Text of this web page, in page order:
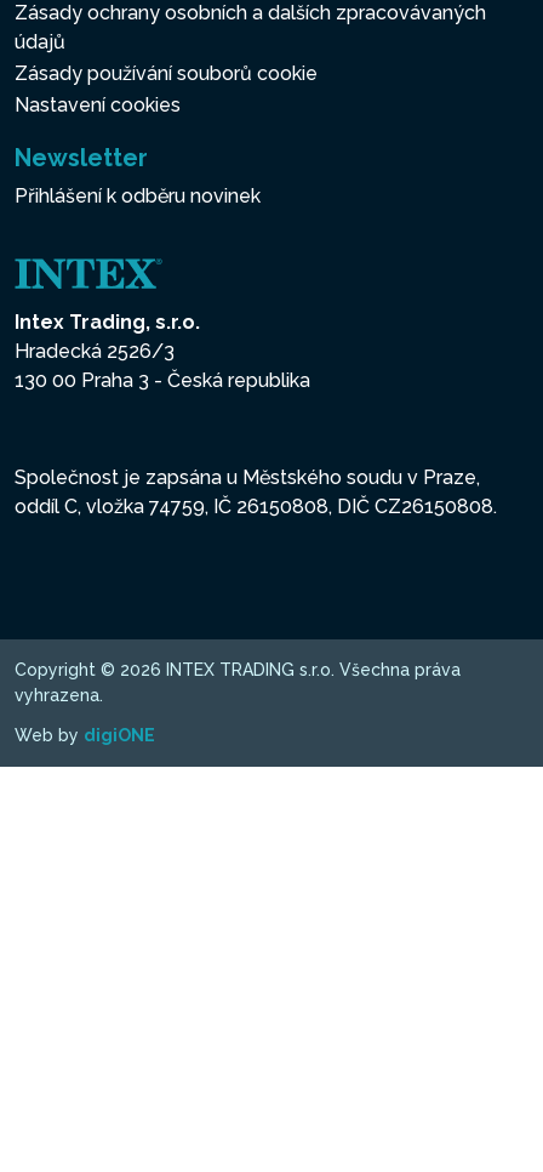
Zásady ochrany osobních a dalších zpracovávaných
údajů
Zásady používání souborů cookie
Nastavení cookies
Newsletter
Přihlášení k odběru novinek
Intex Trading, s.r.o.
Hradecká 2526/3
130 00 Praha 3 - Česká republika
Společnost je zapsána u Městského soudu v Praze,
oddíl C, vložka 74759, IČ 26150808, DIČ CZ26150808.
Copyright © 2026 INTEX TRADING s.r.o. Všechna práva
vyhrazena.
Web by digiONE